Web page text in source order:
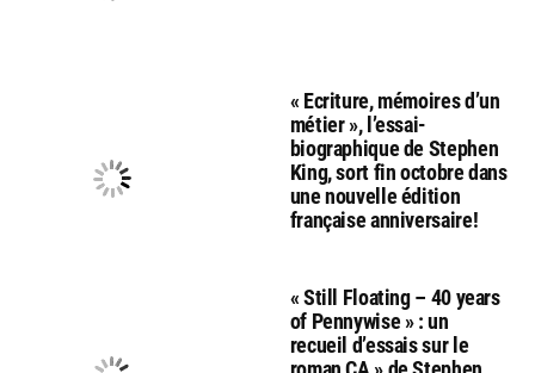
« Ecriture, mémoires d’un
métier », l’essai-
biographique de Stephen
King, sort fin octobre dans
une nouvelle édition
française anniversaire!
« Still Floating – 40 years
of Pennywise » : un
recueil d’essais sur le